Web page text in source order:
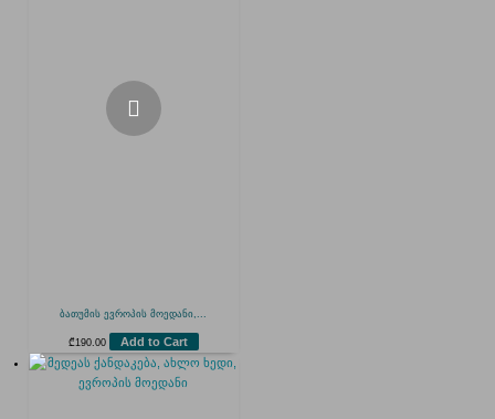
ბათუმის ევროპის მოედანი,...
₾190.00 Add to Cart